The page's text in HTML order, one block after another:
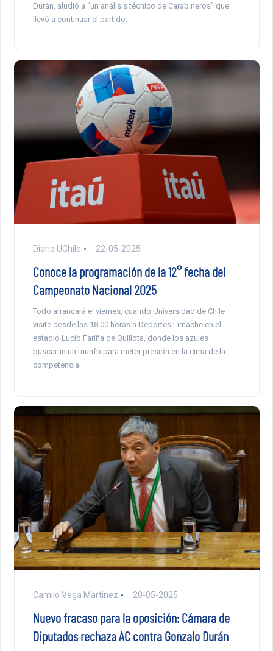
Durán, aludió a “un análisis técnico de Carabineros” que
llevó a continuar el partido.
Diario UChile 22-05-2025
Conoce la programación de la 12° fecha del
Campeonato Nacional 2025
Todo arrancará el viernes, cuando Universidad de Chile
visite desde las 18:00 horas a Deportes Limache en el
estadio Lucio Fariña de Quillota, donde los azules
buscarán un triunfo para meter presión en la cima de la
competencia.
Camilo Vega Martinez 20-05-2025
Nuevo fracaso para la oposición: Cámara de
Diputados rechaza AC contra Gonzalo Durán